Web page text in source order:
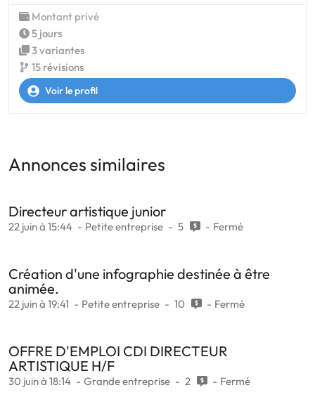
Montant privé
5 jours
3 variantes
15 révisions
Voir le profil
Annonces similaires
Directeur artistique junior
22 juin à 15:44 Petite entreprise 5 Fermé
Création d'une infographie destinée à être
animée.
22 juin à 19:41 Petite entreprise 10 Fermé
OFFRE D'EMPLOI CDI DIRECTEUR
ARTISTIQUE H/F
30 juin à 18:14 Grande entreprise 2 Fermé